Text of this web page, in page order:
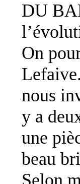
DU
On
nous
y a
une
beau
Selon